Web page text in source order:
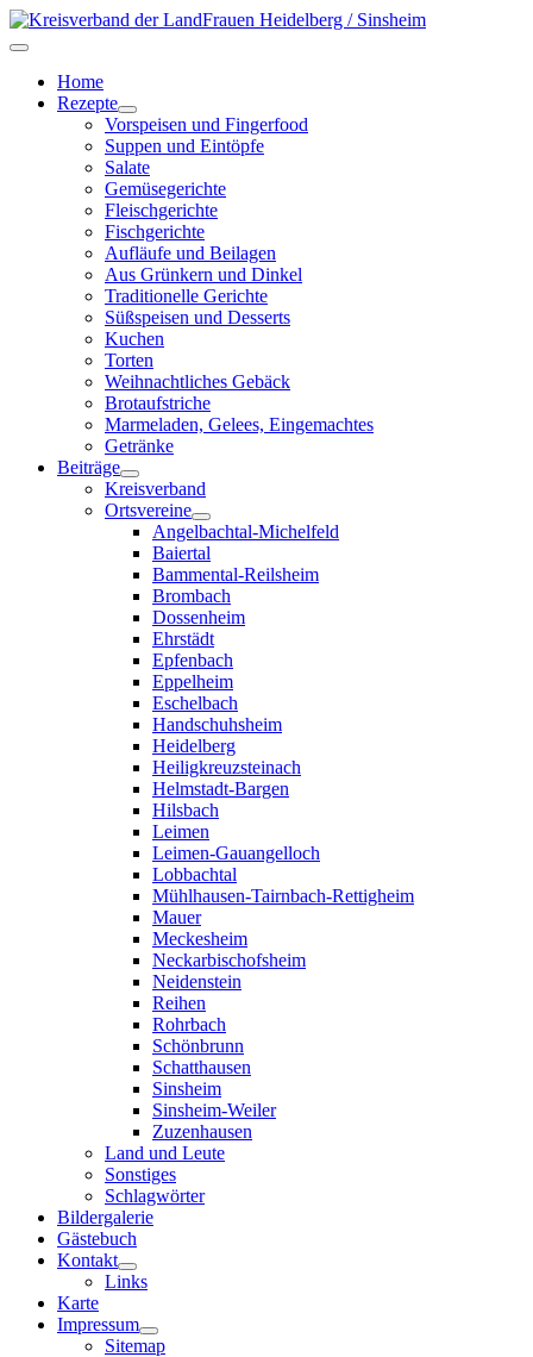
Home
Rezepte
Vorspeisen und Fingerfood
Suppen und Eintöpfe
Salate
Gemüsegerichte
Fleischgerichte
Fischgerichte
Aufläufe und Beilagen
Aus Grünkern und Dinkel
Traditionelle Gerichte
Süßspeisen und Desserts
Kuchen
Torten
Weihnachtliches Gebäck
Brotaufstriche
Marmeladen, Gelees, Eingemachtes
Getränke
Beiträge
Kreisverband
Ortsvereine
Angelbachtal-Michelfeld
Baiertal
Bammental-Reilsheim
Brombach
Dossenheim
Ehrstädt
Epfenbach
Eppelheim
Eschelbach
Handschuhsheim
Heidelberg
Heiligkreuzsteinach
Helmstadt-Bargen
Hilsbach
Leimen
Leimen-Gauangelloch
Lobbachtal
Mühlhausen-Tairnbach-Rettigheim
Mauer
Meckesheim
Neckarbischofsheim
Neidenstein
Reihen
Rohrbach
Schönbrunn
Schatthausen
Sinsheim
Sinsheim-Weiler
Zuzenhausen
Land und Leute
Sonstiges
Schlagwörter
Bildergalerie
Gästebuch
Kontakt
Links
Karte
Impressum
Sitemap